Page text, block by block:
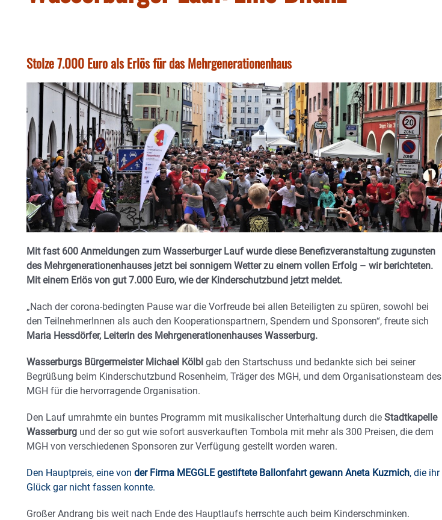
Stolze 7.000 Euro als Erlös für das Mehrgenerationenhaus
Mit fast 600 Anmeldungen zum Wasserburger Lauf wurde diese Benefizveranstaltung zugunsten
des Mehrgenerationenhauses jetzt bei sonnigem Wetter zu einem vollen Erfolg – wir berichteten.
Mit einem Erlös von gut 7.000 Euro, wie der Kinderschutzbund jetzt meldet.
„Nach der corona-bedingten Pause war die Vorfreude bei allen Beteiligten zu spüren, sowohl bei
den TeilnehmerInnen als auch den Kooperationspartnern, Spendern und Sponsoren“, freute sich
Maria Hessdörfer, Leiterin des Mehrgenerationenhauses Wasserburg.
Wasserburgs Bürgermeister Michael Kölbl gab den Startschuss und bedankte sich bei seiner
Begrüßung beim Kinderschutzbund Rosenheim, Träger des MGH, und dem Organisationsteam des
MGH für die hervorragende Organisation.
Den Lauf umrahmte ein buntes Programm mit musikalischer Unterhaltung durch die Stadtkapelle
Wasserburg und der so gut wie sofort ausverkauften Tombola mit mehr als 300 Preisen, die dem
MGH von verschiedenen Sponsoren zur Verfügung gestellt worden waren.
Den Hauptpreis, eine von der Firma MEGGLE gestiftete Ballonfahrt gewann Aneta Kuzmich, die ihr
Glück gar nicht fassen konnte.
Großer Andrang bis weit nach Ende des Hauptlaufs herrschte auch beim Kinderschminken.